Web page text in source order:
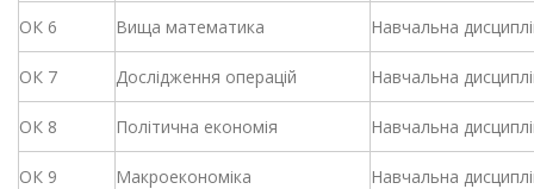
ОК 6 Вища математика Навчальна
ОК 7 Дослідження операцій Навчальна
ОК 8 Політична економія Навчальна
ОК 9 Макроекономіка Навчальна